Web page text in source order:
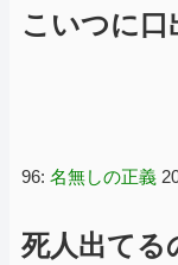
こいつに口
96: 名無しの正義
死人出てる